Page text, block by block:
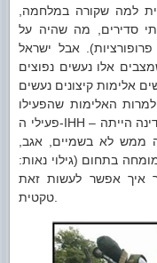
למה שקורה במלחמה,
סדירים, מה שהיה על
אבל ישראל
אלו נעשים נפוצים
אלימות קיצונים נעשים
האלימות שהפעילו
פעילי ה-IHH – היה אפשר לפתור בלי מרחץ דמים אם המדינה הייתה
ממש לא בשמיים, אגב,
בתחום (גילוי נאות:
איך אפשר לעשות זאת